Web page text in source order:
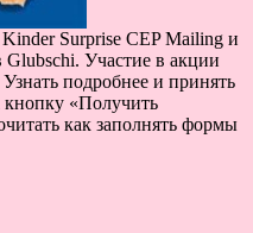
Surprise CEP Mailing и
Glubschi. Участие в акции
подробнее и принять
«Получить
как заполнять формы